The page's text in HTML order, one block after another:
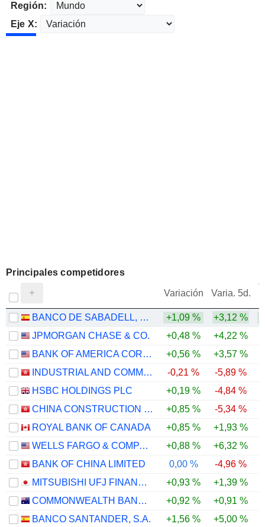
Región:
Eje X:
Principales competidores
Variación Varia. 5d.
BANCO DE SABADELL, S.A. +1,09 % +3,12 %
JPMORGAN CHASE & CO.
+0,48 % +4,22 %
BANK OF AMERICA CORPORATION
+0,56 % +3,57 %
INDUSTRIAL AND COMMERCIAL BANK OF CHINA LIMITED
-0,21 % -5,89 %
HSBC HOLDINGS PLC
+0,19 % -4,84 %
CHINA CONSTRUCTION BANK CORPORATION
+0,85 % -5,34 %
ROYAL BANK OF CANADA
+0,85 % +1,93 %
WELLS FARGO & COMPANY
+0,88 % +6,32 %
BANK OF CHINA LIMITED
0,00 % -4,96 %
MITSUBISHI UFJ FINANCIAL GROUP, INC.
+0,93 % +1,39 %
COMMONWEALTH BANK OF AUSTRALIA
+0,92 % +0,91 %
BANCO SANTANDER, S.A.
+1,56 % +5,00 %